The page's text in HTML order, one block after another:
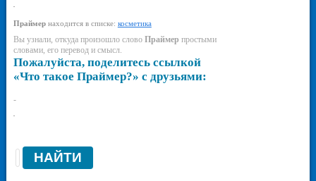
-
Праймернаходится в списке: косметика
Вы узнали, откуда произошло слово Праймер простыми
словами, его перевод и смысл.
Пожалуйста, поделитесь ссылкой
«Что такое Праймер?» с друзьями:
-
-